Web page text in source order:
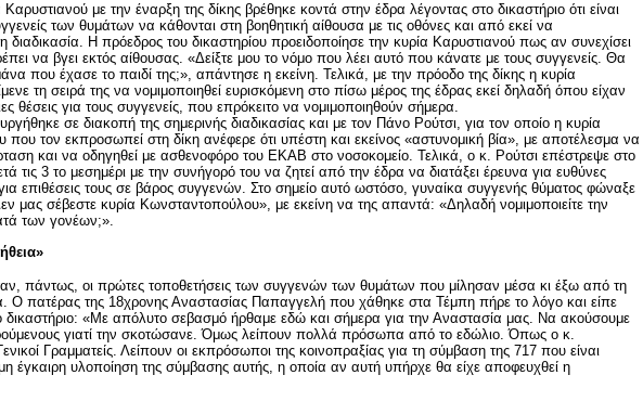
με την έναρξη της δίκης βρέθηκε κοντά στην έδρα λέγοντας στο δικαστήριο ότι είναι
των θυμάτων να κάθονται στη βοηθητική αίθουσα με τις οθόνες και από εκεί να
Η πρόεδρος του δικαστηρίου προειδοποίησε την κυρία Καρυστιανού πως αν συνεχίσει
να βγει εκτός αίθουσας. «Δείξτε μου το νόμο που λέει αυτό που κάνατε με τους συγγενείς. Θα
που έχασε το παιδί της;», απάντησε η εκείνη. Τελικά, με την πρόοδο της δίκης η κυρία
τη σειρά της να νομιμοποιηθεί ευρισκόμενη στο πίσω μέρος της έδρας εκεί δηλαδή όπου είχαν
θέσεις για τους συγγενείς, που επρόκειτο να νομιμοποιηθούν σήμερα.
σε διακοπή της σημερινής διαδικασίας και με τον Πάνο Ρούτσι, για τον οποίο η κυρία
τον εκπροσωπεί στη δίκη ανέφερε ότι υπέστη και εκείνος «αστυνομική βία», με αποτέλεσμα να
και να οδηγηθεί με ασθενοφόρο του ΕΚΑΒ στο νοσοκομείο. Τελικά, ο κ. Ρούτσι επέστρεψε στο
τις 3 το μεσημέρι με την συνήγορό του να ζητεί από την έδρα να διατάξει έρευνα για ευθύνες
επιθέσεις τους σε βάρος συγγενών. Στο σημείο αυτό ωστόσο, γυναίκα συγγενής θύματος φώναξε
μας σέβεστε κυρία Κωνσταντοπούλου», με εκείνη να της απαντά: «Δηλαδή νομιμοποιείτε την
των γονέων;».
πάντως, οι πρώτες τοποθετήσεις των συγγενών των θυμάτων που μίλησαν μέσα κι έξω από τη
Ο πατέρας της 18χρονης Αναστασίας Παπαγγελή που χάθηκε στα Τέμπη πήρε το λόγο και είπε
δικαστήριο: «Με απόλυτο σεβασμό ήρθαμε εδώ και σήμερα για την Αναστασία μας. Να ακούσουμε
γιατί την σκοτώσανε. Όμως λείπουν πολλά πρόσωπα από το εδώλιο. Όπως ο κ.
Γραμματείς. Λείπουν οι εκπρόσωποι της κοινοπραξίας για τη σύμβαση της 717 που είναι
έγκαιρη υλοποίηση της σύμβασης αυτής, η οποία αν αυτή υπήρχε θα είχε αποφευχθεί η